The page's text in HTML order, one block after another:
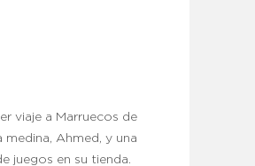
viaje a Marruecos de
medina, Ahmed, y una
juegos en su tienda.